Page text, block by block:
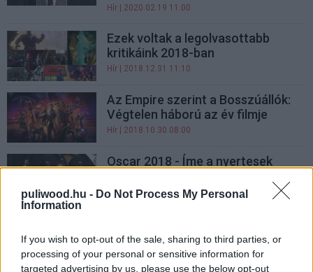
puliwood.hu - Do Not Process My Personal
Information
If you wish to opt-out of the sale, sharing to third parties, or
processing of your personal or sensitive information for
targeted advertising by us, please use the below opt-out
Hír | 2020.02.19 11:00
Ezek voltak a legolvasottabb
kritikáink 2018-ban
Hír | 2018.12.31 11:10
Az Empire szerint a Bosszúállók:
Végtelen háború az év filmje
Hír | 2018.10.30 08:00
Oscar 2018 - Íme a nyertesek
Hír| 2018.03.05 00:20